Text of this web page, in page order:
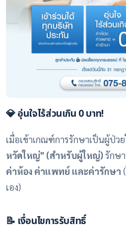
💎 อุ่นใจไร้ส่วนเกิน 0 บาท!
เมื่อเข้าเกณฑ์การรักษาเป็นผู้ป่วย
หวัดใหญ่" (สำหรับผู้ใหญ่)รักษ
ค่าห้อง ค่าแพทย์ และค่ารักษา
เอง)
📝 เงื่อนไขการรับสิทธิ์